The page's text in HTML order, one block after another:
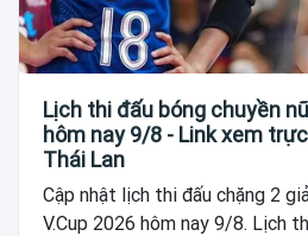
Lịch thi đấu bóng chuyền
hôm nay 9/8 - Link xem
Thái Lan
Cập nhật lịch thi đấu chặng 2
V.Cup 2026 hôm nay 9/8. Lịch